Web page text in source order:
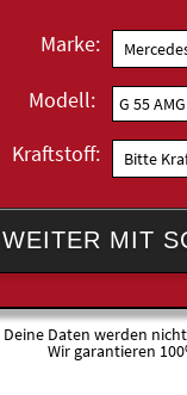
Marke:
Modell:
Kraftstoff:
WEITER MIT
Deine Daten werden
Wir garantieren